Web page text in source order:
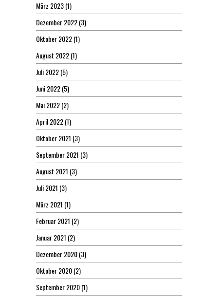
März 2023(1)
Dezember 2022(3)
Oktober 2022(1)
August 2022(1)
Juli 2022(5)
Juni 2022(5)
Mai 2022(2)
April 2022(1)
Oktober 2021 (3)
September 2021 (3)
August 2021 (3)
Juli 2021 (3)
März 2021 (1)
Februar 2021 (2)
Januar 2021 (2)
Dezember 2020(3)
Oktober 2020(2)
September 2020(1)